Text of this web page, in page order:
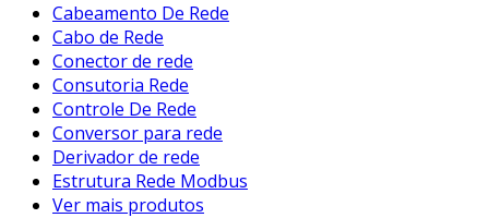
Cabeamento De Rede
Cabo de Rede
Conector de rede
Consutoria Rede
Controle De Rede
Conversor para rede
Derivador de rede
Estrutura Rede Modbus
Ver mais produtos